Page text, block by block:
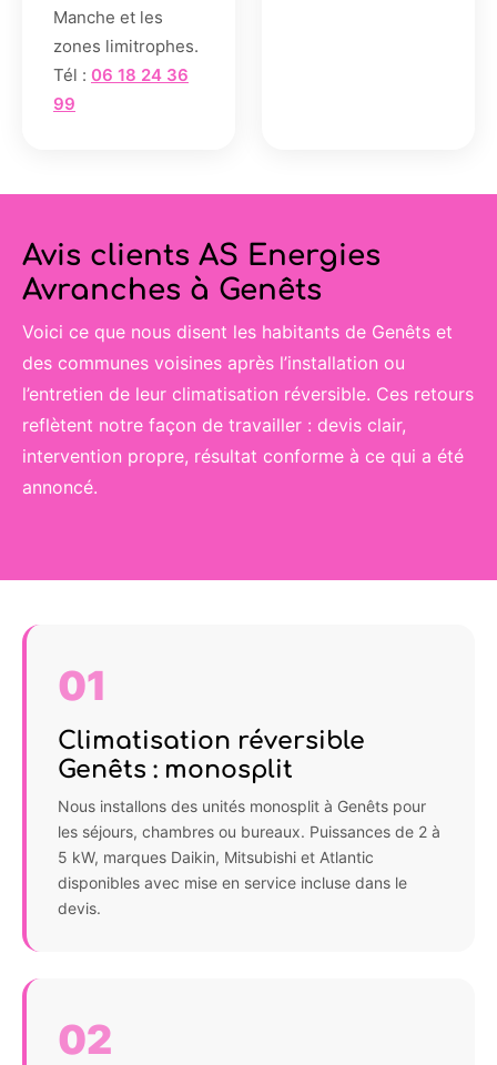
Manche et les
zones limitrophes.
Tél : 06 18 24 36
99
Avis clients AS Energies
Avranches à Genêts
Voici ce que nous disent les habitants de Genêts et
des communes voisines après l’installation ou
l’entretien de leur climatisation réversible. Ces retours
reflètent notre façon de travailler : devis clair,
intervention propre, résultat conforme à ce qui a été
annoncé.
01
Climatisation réversible
Genêts : monosplit
Nous installons des unités monosplit à Genêts pour
les séjours, chambres ou bureaux. Puissances de 2 à
5 kW, marques Daikin, Mitsubishi et Atlantic
disponibles avec mise en service incluse dans le
devis.
02